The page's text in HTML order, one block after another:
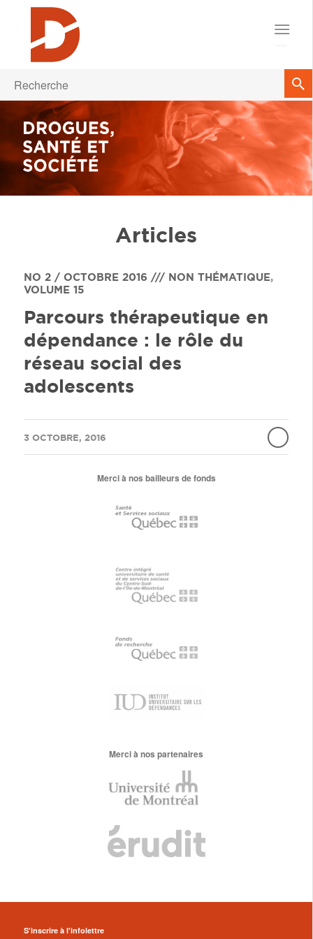
Articles
NO 2 / OCTOBRE 2016 /// NON THÉMATIQUE,
VOLUME 15
Parcours thérapeutique en
dépendance : le rôle du
réseau social des
adolescents
3 OCTOBRE, 2016
/
Merci à nos bailleurs de fonds
Merci à nos partenaires
S'inscrire à l'infolettre